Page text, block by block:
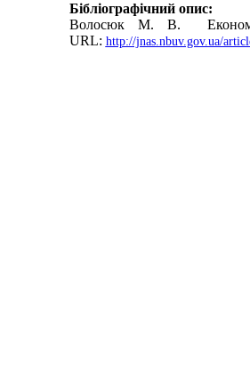
Бібліографічний опис:
Волосюк М. В.
URL: http://jnas.nbuv.gov.ua/